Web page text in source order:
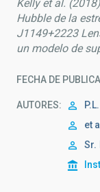
Kelly et al.
Hubble de la
J1149+2223
un modelo de
FECHA DE
AUTORES
et
Sr.